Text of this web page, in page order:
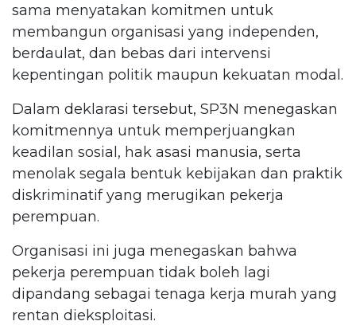
sama menyatakan komitmen untuk
membangun organisasi yang independen,
berdaulat, dan bebas dari intervensi
kepentingan politik maupun kekuatan modal.
Dalam deklarasi tersebut, SP3N menegaskan
komitmennya untuk memperjuangkan
keadilan sosial, hak asasi manusia, serta
menolak segala bentuk kebijakan dan praktik
diskriminatif yang merugikan pekerja
perempuan.
Organisasi ini juga menegaskan bahwa
pekerja perempuan tidak boleh lagi
dipandang sebagai tenaga kerja murah yang
rentan dieksploitasi.